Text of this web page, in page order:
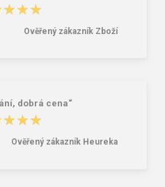
Ověřený zákazník Zboží
dobrá cena“
Ověřený zákazník Heureka